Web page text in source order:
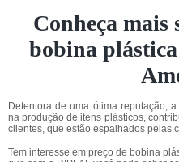
Conheça mais
bobina
Detentora de uma ótima reputação,
na produção de itens plásticos,
clientes, que estão espalhados pelas
Tem interesse em preço de bobina